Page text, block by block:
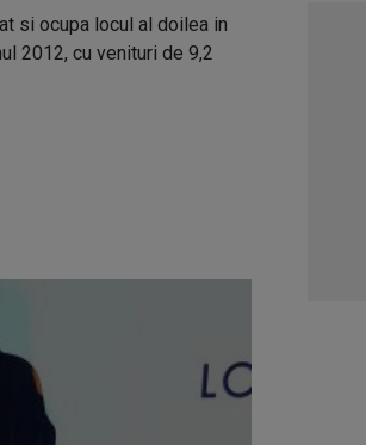
si ocupa locul al doilea in
2012, cu venituri de 9,2